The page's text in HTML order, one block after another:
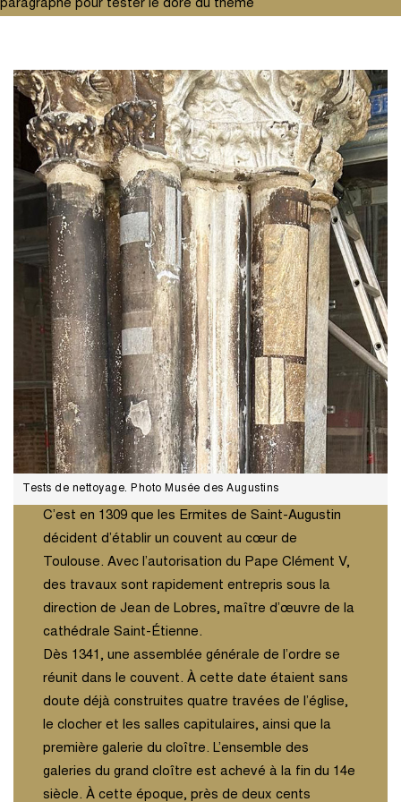
paragraphe pour tester le doré du thème
Tests de nettoyage. Photo Musée des Augustins
C’est en 1309 que les Ermites de Saint-Augustin
décident d’établir un couvent au cœur de
Toulouse. Avec l’autorisation du Pape Clément V,
des travaux sont rapidement entrepris sous la
direction de Jean de Lobres, maître d’œuvre de la
cathédrale Saint-Étienne.
Dès 1341, une assemblée générale de l’ordre se
réunit dans le couvent. À cette date étaient sans
doute déjà construites quatre travées de l’église,
le clocher et les salles capitulaires, ainsi que la
première galerie du cloître. L’ensemble des
galeries du grand cloître est achevé à la fin du 14e
siècle. À cette époque, près de deux cents